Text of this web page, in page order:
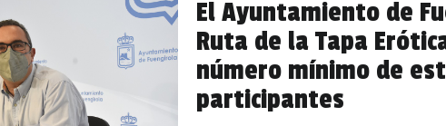
El Ayuntamiento de
Ruta de la Tapa
número mínimo de
participantes